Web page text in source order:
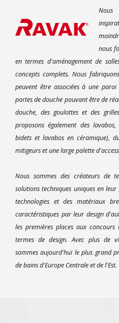
Nous
nous
en termes d'aménagement de
concepts complets. Nous
peuvent être associées à une
portes de douche pouvant être de
douche, des goulottes et des
proposons également des
bidets et lavabos en céramique),
mitigeurs et une large palette
Nous sommes des créateurs de
solutions techniques uniques en
technologies et des matériaux
caractéristiques par leur design
les premières places aux
termes de design. Avec plus de
sommes aujourd'hui le plus grand
de bains d'Europe Centrale et de l'Est.